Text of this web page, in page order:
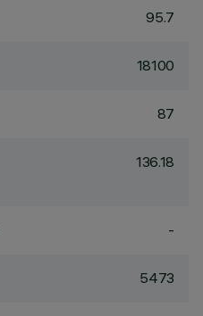
95.7
18100
87
136.18
-
5473